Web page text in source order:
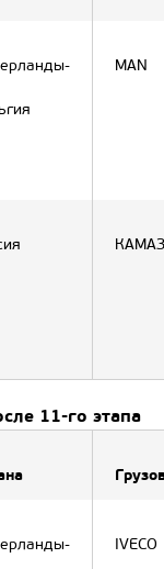
MAN
КАМАЗ
11-го этапа
IVECO